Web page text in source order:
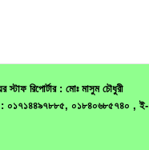
রিপোর্টার : মোঃ মাসুম চৌধুরী
: ০১৭১৪৪৯৭৮৮৫, ০১৮৪০৬৮৫৭৪০ , ই-